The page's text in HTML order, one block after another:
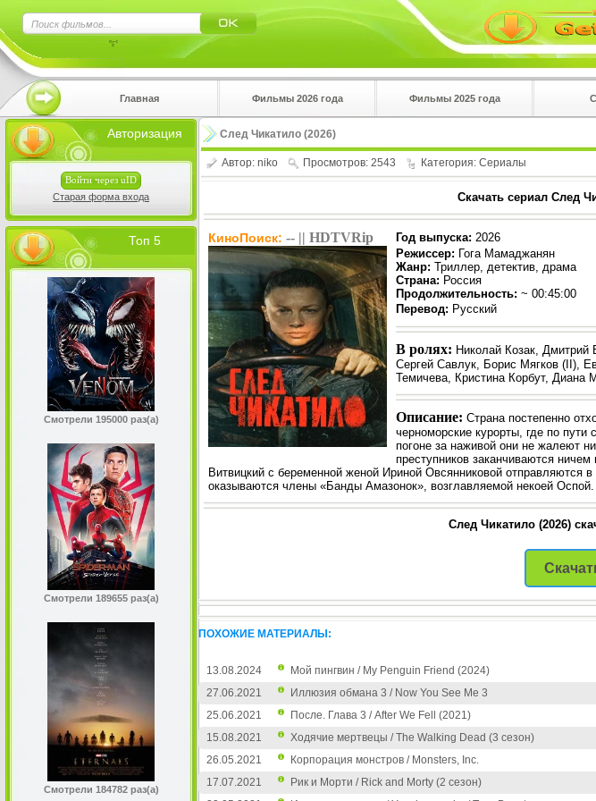
Главная Фильмы 2026 года Фильмы 2025 года
Авторизация
Войти через uID
Старая форма входа
Топ 5
Смотрели 195000 раз(а)
Смотрели 189655 раз(а)
Смотрели 184782 раз(а)
След Чикатило (2026)
Автор: niko Просмотров: 2543 Категория: Сериалы
Скачать сериал След
КиноПоиск: -- || HDTVRip Год выпуска: 2026
Режиссер: Гога Мамаджанян
Жанр: Триллер, детектив, драма
Страна: Россия
Продолжительность: ~ 00:45:00
Перевод: Русский
В ролях: Николай Козак,
Сергей Савлук, Борис Мягков (II),
Темичева, Кристина Корбут,
Описание: Страна постепенно
черноморские курорты, где по пути
погоне за наживой они не жалеют
преступников заканчиваются
Витвицкий с беременной женой Ириной Овсянниковой
оказываются члены «Банды Амазонок», возглавляемой некоей Оспой.
След Чикатило (2026)
Нажмите на в плеере
!!!Если Вы с телефона сперва
верхнем углу!!!
ПОХОЖИЕ МАТЕРИАЛЫ:
13.08.2024 Мой пингвин / My Penguin Friend (2024)
27.06.2021
Иллюзия обмана 3 / Now You See Me 3
25.06.2021
После. Глава 3 / After We Fell (2021)
15.08.2021
Ходячие мертвецы / The Walking Dead (3 сезон)
26.05.2021
Корпорация монстров / Monsters, Inc.
17.07.2021
Рик и Морти / Rick and Morty (2 сезон)